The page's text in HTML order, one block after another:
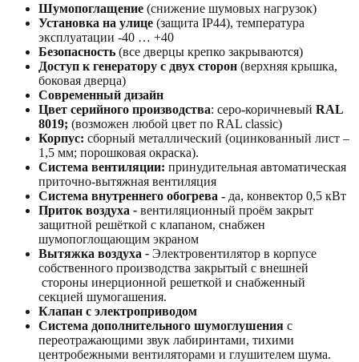
Шумопоглащение (снижение шумовых нагрузок)
Установка на улице (защита IP44), температура
эксплуатации -40 … +40
Безопасность (все дверцы крепко закрываются)
Доступ к генератору с двух сторон (верхняя крышка,
боковая дверца)
Современный дизайн
Цвет серийного производства: серо-коричневый RAL
8019; (возможен любой цвет по RAL classic)
Корпус: сборный металлический (оцинкованный лист –
1,5 мм; порошковая окраска).
Система вентиляции: принудительная автоматическая
приточно-вытяжная вентиляция
Система внутреннего обогрева - да, конвектор 0,5 кВт
Приток воздуха - вентиляционный проём закрыт
защитной решёткой с клапаном, снабжен
шумопоглощающим экраном
Вытяжка воздуха - Электровентилятор в корпусе
собственного производства закрытый с внешней
стороны инерционной решеткой и снабженный
секцией шумогашения.
Клапан с электроприводом
Система дополнительного шумоглушения с
переотражающими звук лабиринтами, тихими
центробежными вентиляторами и глушителем шума.